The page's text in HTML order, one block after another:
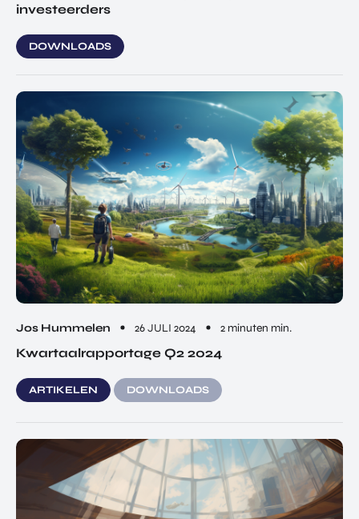
investeerders
DOWNLOADS
Jos Hummelen 26 JULI 2024 2 minuten min.
Kwartaalrapportage Q2 2024
ARTIKELEN DOWNLOADS